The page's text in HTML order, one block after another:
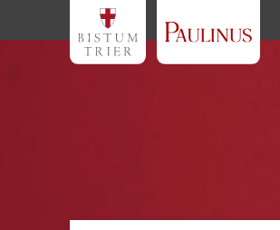
Zum Inhalt springen